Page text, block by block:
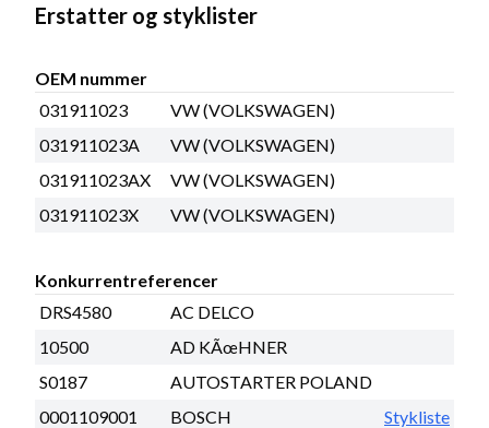
Erstatter og styklister
OEM nummer
031911023
VW (VOLKSWAGEN)
031911023A
VW (VOLKSWAGEN)
031911023AX
VW (VOLKSWAGEN)
031911023X
VW (VOLKSWAGEN)
Konkurrentreferencer
DRS4580
AC DELCO
10500
AD KÃœHNER
S0187
AUTOSTARTER POLAND
0001109001
BOSCH
Stykliste